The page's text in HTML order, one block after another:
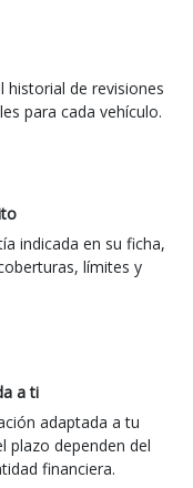
historial de revisiones
para cada vehículo.
indicada en su ficha,
límites y
a ti
adaptada a tu
plazo dependen del
financiera.